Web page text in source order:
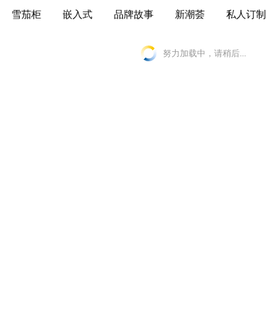
雪茄柜 嵌入式 品牌故事 新潮荟 私人订制
努力加载中，请稍后...